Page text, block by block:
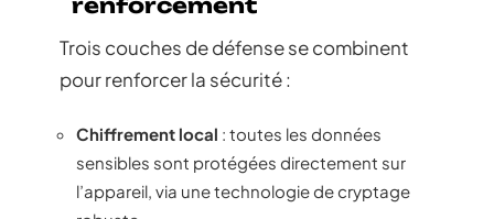
Trois couches de défense se combinent
pour renforcer la sécurité :
Chiffrement local : toutes les données
sensibles sont protégées directement sur
l’appareil, via une technologie de cryptage